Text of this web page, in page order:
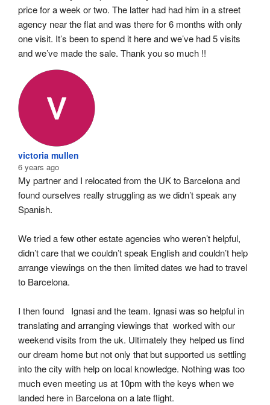
price for a week or two. The latter had had him in a street
agency near the flat and was there for 6 months with only
one visit. It’s been to spend it here and we’ve had 5 visits
and we’ve made the sale. Thank you so much !!
victoria mullen
6 years ago
My partner and I relocated from the UK to Barcelona and
found ourselves really struggling as we didn’t speak any
Spanish.
We tried a few other estate agencies who weren’t helpful,
didn’t care that we couldn’t speak English and couldn’t help
arrange viewings on the then limited dates we had to travel
to Barcelona.
I then found   Ignasi and the team. Ignasi was so helpful in
translating and arranging viewings that  worked with our
weekend visits from the uk. Ultimately they helped us find
our dream home but not only that but supported us settling
into the city with help on local knowledge. Nothing was too
much even meeting us at 10pm with the keys when we
landed here in Barcelona on a late flight.